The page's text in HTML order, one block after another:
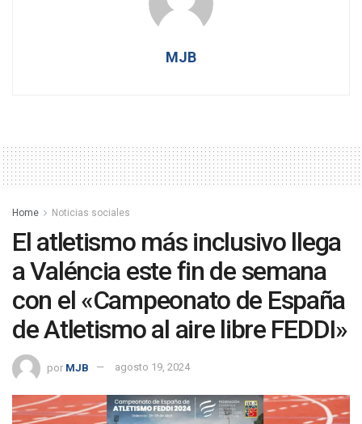
MJB
Home Noticias sociales
El atletismo más inclusivo llega
a Valéncia este fin de semana
con el «Campeonato de España
de Atletismo al aire libre FEDDI»
por MJB agosto 19, 2024